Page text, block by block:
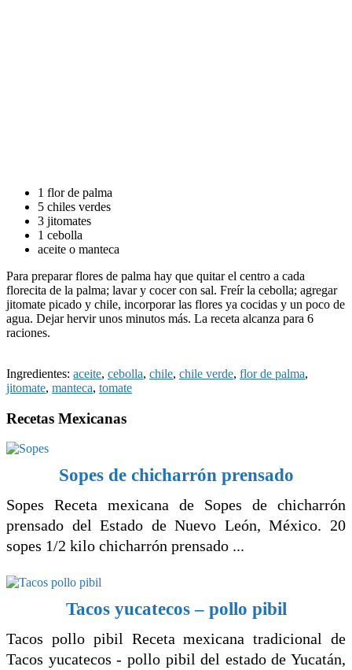
1 flor de palma
5 chiles verdes
3 jitomates
1 cebolla
aceite o manteca
Para preparar flores de palma hay que quitar el centro a cada
florecita de la palma; lavar y cocer con sal. Freír la cebolla; agregar
jitomate picado y chile, incorporar las flores ya cocidas y un poco de
agua. Dejar hervir unos minutos más. La receta alcanza para 6
raciones.
Ingredientes: aceite, cebolla, chile, chile verde, flor de palma,
jitomate, manteca, tomate
Recetas Mexicanas
Sopes de chicharrón prensado
Sopes Receta mexicana de Sopes de chicharrón
prensado del Estado de Nuevo León, México. 20
sopes 1/2 kilo chicharrón prensado ...
Tacos yucatecos – pollo pibil
Tacos pollo pibil Receta mexicana tradicional de
Tacos yucatecos - pollo pibil del estado de Yucatán,